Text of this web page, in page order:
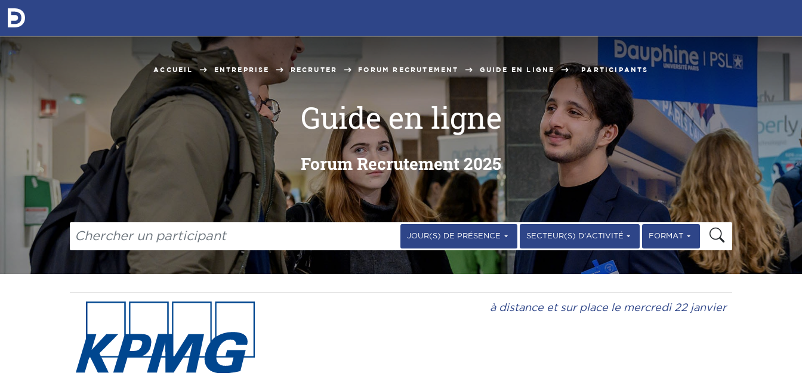
ACCUEIL ENTREPRISE RECRUTER FORUM RECRUTEMENT GUIDE EN LIGNE PARTICIPANTS
Guide en ligne
Forum Recrutement 2025
JOUR(S) DE PRÉSENCE SECTEUR(S) D'ACTIVITÉ FORMAT
à distance et sur place le mercredi 22 janvier